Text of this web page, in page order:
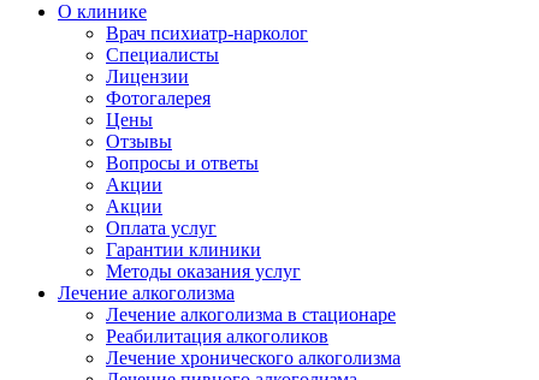
О клинике
Врач психиатр-нарколог
Специалисты
Лицензии
Фотогалерея
Цены
Отзывы
Вопросы и ответы
Акции
Акции
Оплата услуг
Гарантии клиники
Методы оказания услуг
Лечение алкоголизма
Лечение алкоголизма в стационаре
Реабилитация алкоголиков
Лечение хронического алкоголизма